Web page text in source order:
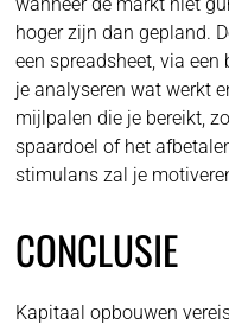
hoger zijn dan gepland.
een spreadsheet, via
je analyseren wat werkt
mijlpalen die je bereikt,
spaardoel of het
stimulans zal je
CONCLUSIE
Kapitaal opbouwen